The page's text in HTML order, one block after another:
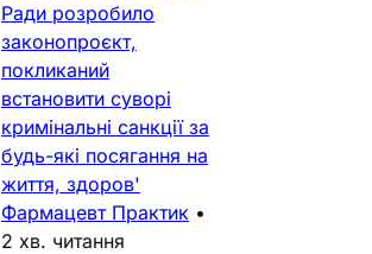
Ради розробило
законопроєкт,
покликаний
встановити суворі
кримінальні санкції за
будь-які посягання на
життя, здоров'
Фармацевт Практик •
2 хв. читання